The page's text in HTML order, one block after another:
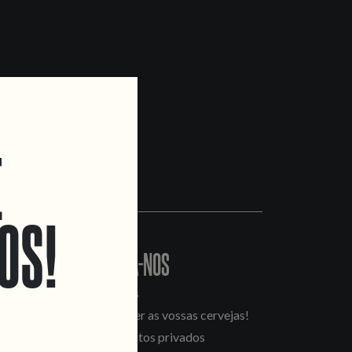
CONTACTA-NOS
Informações
Quero vender as vossas cervejas!
Tours e eventos privados